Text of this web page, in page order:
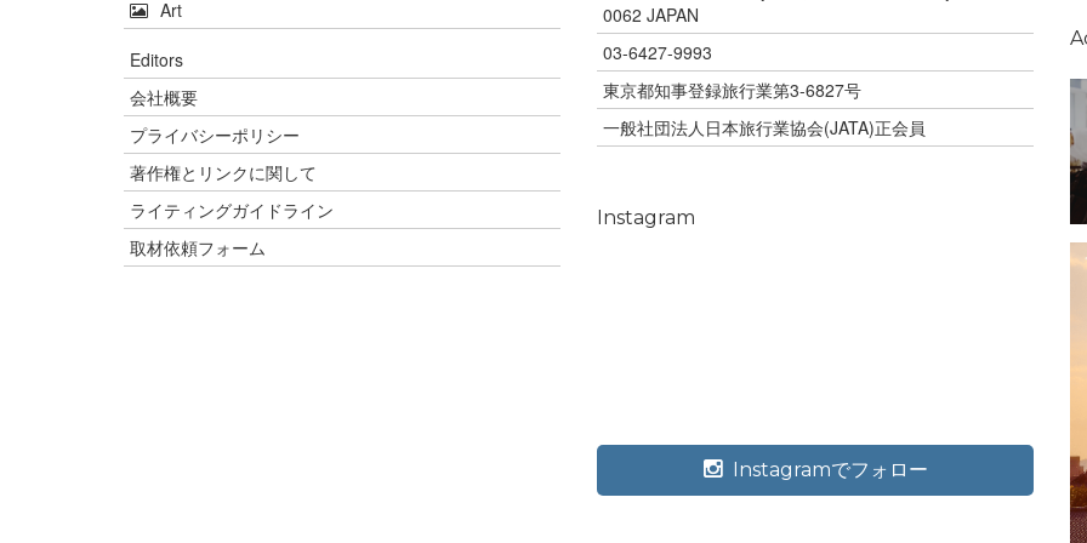
Art
Editors
会社概要
プライバシーポリシー
著作権とリンクに関して
ライティングガイドライン
取材依頼フォーム
0062 JAPAN
03-6427-9993
東京都知事登録旅行業第3-6827号
一般社団法人日本旅行業協会(JATA)正会員
Instagram
Instagramでフォロー